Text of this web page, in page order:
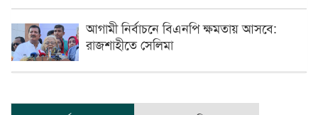
আগামী নির্বাচনে বিএনপি ক্ষমতায় আসবে:
রাজশাহীতে সেলিমা